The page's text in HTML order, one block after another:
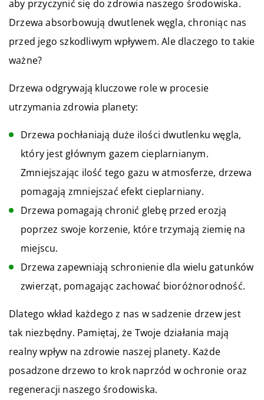
aby przyczynić się do zdrowia naszego środowiska.
Drzewa absorbowują dwutlenek węgla, chroniąc nas
przed jego szkodliwym wpływem. Ale dlaczego to takie
ważne?
Drzewa odgrywają kluczowe role w procesie
utrzymania zdrowia planety:
Drzewa pochłaniają duże ilości dwutlenku węgla,
który jest głównym gazem cieplarnianym.
Zmniejszając ilość tego gazu w atmosferze, drzewa
pomagają zmniejszać efekt cieplarniany.
Drzewa pomagają chronić glebę przed erozją
poprzez swoje korzenie, które trzymają ziemię na
miejscu.
Drzewa zapewniają schronienie dla wielu gatunków
zwierząt, pomagając zachować bioróżnorodność.
Dlatego wkład każdego z nas w sadzenie drzew jest
tak niezbędny. Pamiętaj, że Twoje działania mają
realny wpływ na zdrowie naszej planety. Każde
posadzone drzewo to krok naprzód w ochronie oraz
regeneracji naszego środowiska.